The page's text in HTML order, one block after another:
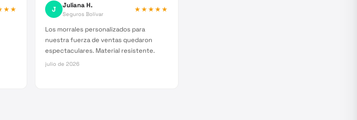
J Juliana H.
Seguros Bolívar
★★★★★
Los morrales personalizados para
nuestra fuerza de ventas quedaron
espectaculares. Material resistente.
julio de 2026